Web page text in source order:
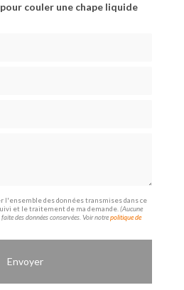
couler une chape liquide
l'ensemble des données transmises dans ce
et le traitement de ma demande.(Aucune
des données conservées. Voir notrepolitique de